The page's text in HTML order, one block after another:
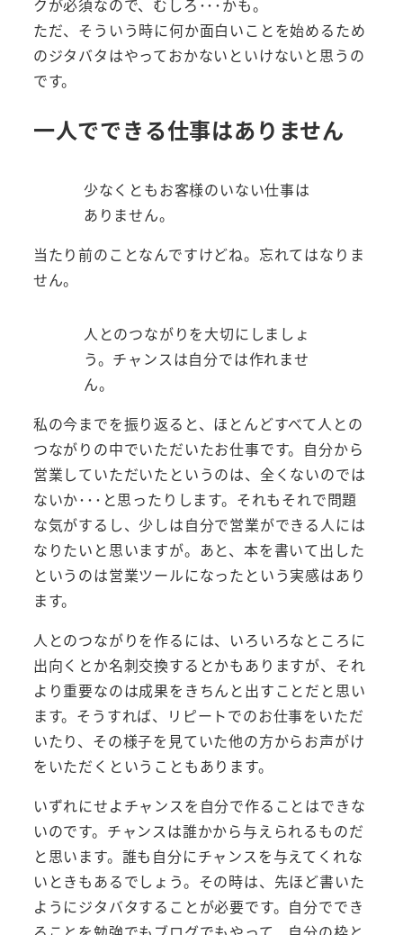
クが必須なので、むしろ･･･かも。
ただ、そういう時に何か面白いことを始めるため
のジタバタはやっておかないといけないと思うの
です。
一人でできる仕事はありません
少なくともお客様のいない仕事は
ありません。
当たり前のことなんですけどね。忘れてはなりま
せん。
人とのつながりを大切にしましょ
う。チャンスは自分では作れませ
ん。
私の今までを振り返ると、ほとんどすべて人との
つながりの中でいただいたお仕事です。自分から
営業していただいたというのは、全くないのでは
ないか･･･と思ったりします。それもそれで問題
な気がするし、少しは自分で営業ができる人には
なりたいと思いますが。あと、本を書いて出した
というのは営業ツールになったという実感はあり
ます。
人とのつながりを作るには、いろいろなところに
出向くとか名刺交換するとかもありますが、それ
より重要なのは成果をきちんと出すことだと思い
ます。そうすれば、リピートでのお仕事をいただ
いたり、その様子を見ていた他の方からお声がけ
をいただくということもあります。
いずれにせよチャンスを自分で作ることはできな
いのです。チャンスは誰かから与えられるものだ
と思います。誰も自分にチャンスを与えてくれな
いときもあるでしょう。その時は、先ほど書いた
ようにジタバタすることが必要です。自分ででき